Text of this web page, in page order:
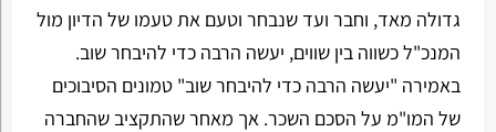
גדולה מאד, וחבר ועד שנבחר וטעם את טעמו של הדיון מול
המנכ"ל כשווה בין שווים, יעשה הרבה כדי להיבחר שוב.
באמירה "יעשה הרבה כדי להיבחר שוב" טמונים הסיבוכים
של המו"מ על הסכם השכר. אך מאחר שהתקציב שהחברה